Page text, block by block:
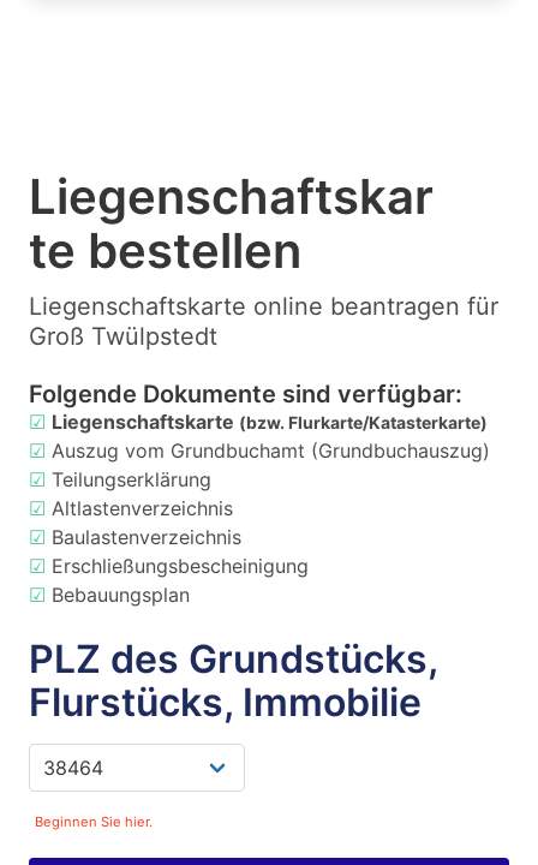
Liegenschaftskar
te bestellen
Liegenschaftskarte online beantragen für
Groß Twülpstedt
Folgende Dokumente sind verfügbar:
☑ Liegenschaftskarte (bzw. Flurkarte/Katasterkarte)
☑ Auszug vom Grundbuchamt (Grundbuchauszug)
☑ Teilungserklärung
☑ Altlastenverzeichnis
☑ Baulastenverzeichnis
☑ Erschließungsbescheinigung
☑ Bebauungsplan
PLZ des Grundstücks,
Flurstücks, Immobilie
Beginnen Sie hier.